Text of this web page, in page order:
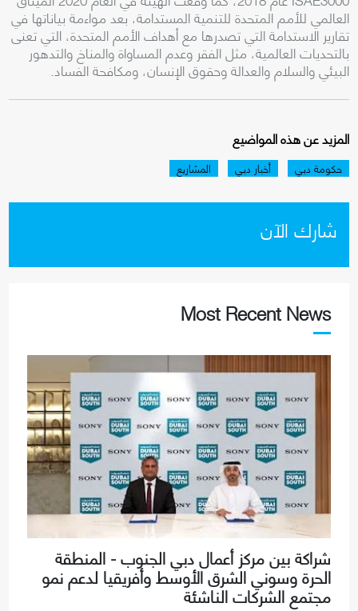
العالمي للأمم المتحدة للتنمية المستدامة، بعد مواءمة بياناتها في
تقارير الاستدامة التي تصدرها مع أهداف الأمم المتحدة، التي تعنى
بالتحديات العالمية، مثل الفقر وعدم المساواة والمناخ والتدهور
البيئي والسلام والعدالة وحقوق الإنسان، ومكافحة الفساد.
المزيد عن هذه المواضيع
حكومة دبي أخبار دبي المشاريع
شارك الآن
Most Recent News
شراكة بين مركز أعمال دبي الجنوب - المنطقة
الحرة وسوني الشرق الأوسط وأفريقيا لدعم نمو
مجتمع الشركات الناشئة